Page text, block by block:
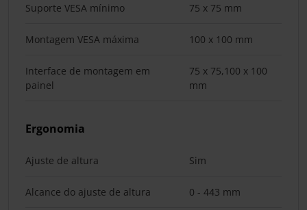
Suporte VESA mínimo 75 x 75 mm
Montagem VESA máxima 100 x 100 mm
Interface de montagem em
painel
75 x 75,100 x 100
mm
Ergonomia
Ajuste de altura Sim
Alcance do ajuste de altura 0 - 443 mm